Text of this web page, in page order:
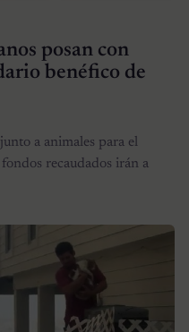
posan con
benéfico de
a animales para el
recaudados irán a